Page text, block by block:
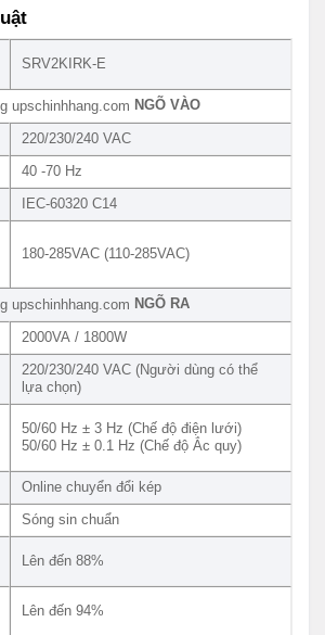
SRV2KIRK-E
NGÕ VÀO
220/230/240 VAC
40 -70 Hz
IEC-60320 C14
180-285VAC (110-285VAC)
NGÕ RA
2000VA / 1800W
220/230/240 VAC (Người dùng có thể
lựa chọn)
50/60 Hz ± 3 Hz (Chế độ điện lưới)
50/60 Hz ± 0.1 Hz (Chế độ Ắc quy)
Online chuyển đổi kép
Sóng sin chuẩn
Lên đến 88%
Lên đến 94%